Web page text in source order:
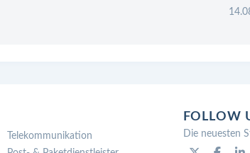
Telekommunikation
FOLLOW
Die neuesten